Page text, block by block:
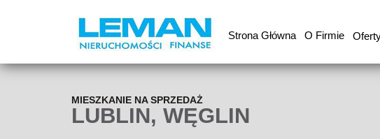
Strona Główna O Firmie
LUBLIN, WĘGLIN
MIESZKANIE NA SPRZEDAŻ